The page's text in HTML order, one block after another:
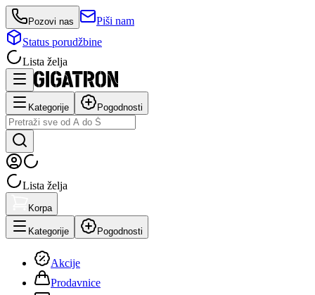
Pozovi nas
Piši nam
Status porudžbine
Lista želja
Kategorije Pogodnosti
Lista želja
Korpa
Kategorije Pogodnosti
Akcije
Prodavnice